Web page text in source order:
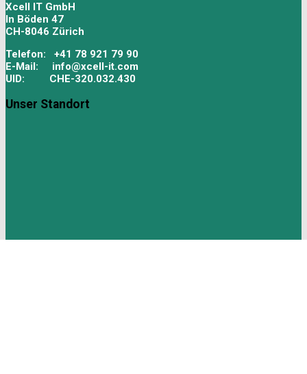
Xcell IT GmbH
In Böden 47
CH-8046 Zürich
Telefon: +41 78 921 79 90
E-Mail: info@xcell-it.com
UID: CHE-320.032.430
Unser Standort